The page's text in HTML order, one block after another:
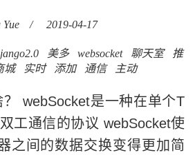
/ 2019-04-17
美多 websocket 聊天室
推
城 实时 添加 通信 主动
webSocket是一种在单个T
工通信的协议 webSocket使
之间的数据交换变得更加简